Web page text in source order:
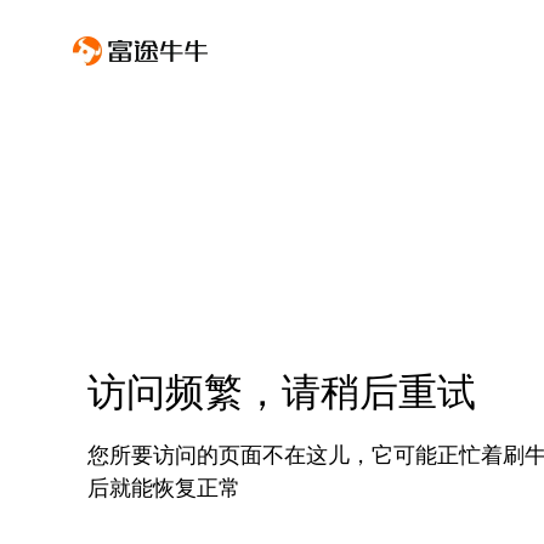
访问频繁，请稍后重试
您所要访问的页面不在这儿，它可能正忙着刷
后就能恢复正常